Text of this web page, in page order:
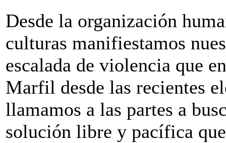
Desde la organización
culturas manifiestamos
escalada de violencia que
Marfil desde las recientes
llamamos a las partes a
solución libre y pacífica